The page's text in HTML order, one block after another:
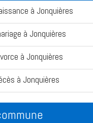
à Jonquières
à Jonquières
à Jonquières
à Jonquières